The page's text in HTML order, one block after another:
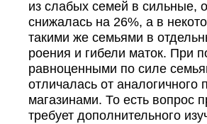
из слабых семей в сильные,
снижалась на 26%, а в
такими же семьями в
роения и гибели маток. При
равноценными по силе
отличалась от аналогичного
магазинами. То есть вопрос
требует дополнительного